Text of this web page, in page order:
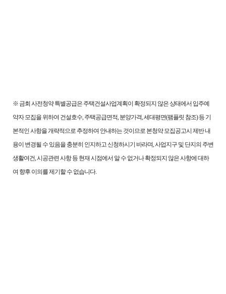
※ 금회 사전청약 특별공급은 주택건설사업계획이 확정되지 않은 상태에서 입주예
약자 모집을 위하여 건설호수, 주택공급면적, 분양가격, 세대평면(팸플릿 참조) 등 기
본적인 사항을 개략적으로 추정하여 안내하는 것이므로 본청약 모집공고시 제반 내
용이 변경될 수 있음을 충분히 인지하고 신청하시기 바라며, 사업지구 및 단지의 주변
생활여건, 시공관련 사항 등 현재 시점에서 알 수 없거나 확정되지 않은 사항에 대하
여 향후 이의를 제기할 수 없습니다.